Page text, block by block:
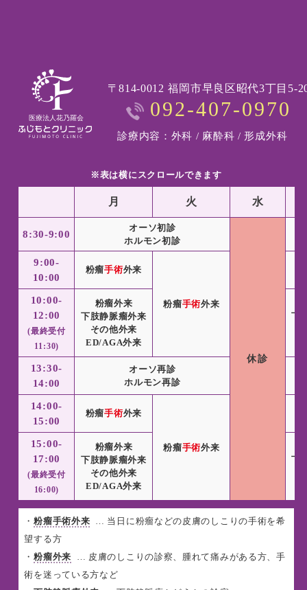
〒814-0012 福岡市早良区昭代3丁目5-
092-407-0970
診療内容：外科 / 麻酔科 / 形成外科
※表は横にスクロールできます
月 火 水
8:30-9:00
オーソ初診
ホルモン初診
休診
9:00-
10:00
粉瘤手術外来
粉瘤手術外来
10:00-
12:00
(最終受付
11:30)
粉瘤外来
下肢静脈瘤外来
その他外来
ED/AGA外来
下
13:30-
14:00
オーソ再診
ホルモン再診
14:00-
15:00
粉瘤手術外来
粉瘤手術外来
15:00-
17:00
(最終受付
16:00)
粉瘤外来
下肢静脈瘤外来
その他外来
ED/AGA外来
下
・粉瘤手術外来 … 当日に粉瘤などの皮膚のしこりの手術を希
望する方
・粉瘤外来
… 皮膚のしこりの診察、腫れて痛みがある方、手
術を迷っている方など